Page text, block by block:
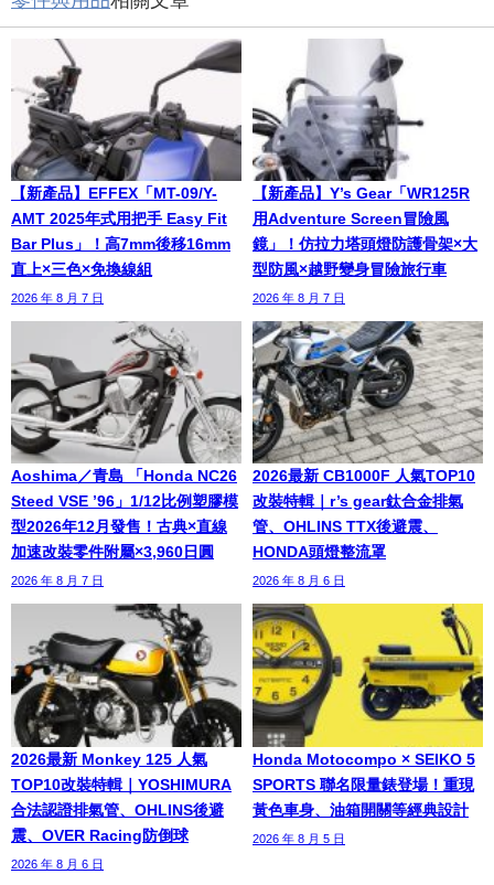
【新產品】EFFEX「MT-09/Y-
AMT 2025年式用把手 Easy Fit
Bar Plus」！高7mm後移16mm
直上×三色×免換線組
2026 年 8 月 7 日
【新產品】Y’s Gear「WR125R
用Adventure Screen冒險風
鏡」！仿拉力塔頭燈防護骨架×大
型防風×越野變身冒險旅行車
2026 年 8 月 7 日
Aoshima／青島 「Honda NC26
Steed VSE ’96」1/12比例塑膠模
型2026年12月發售！古典×直線
加速改裝零件附屬×3,960日圓
2026 年 8 月 7 日
2026最新 CB1000F 人氣TOP10
改裝特輯｜r’s gear鈦合金排氣
管、OHLINS TTX後避震、
HONDA頭燈整流罩
2026 年 8 月 6 日
2026最新 Monkey 125 人氣
TOP10改裝特輯｜YOSHIMURA
合法認證排氣管、OHLINS後避
震、OVER Racing防倒球
2026 年 8 月 6 日
Honda Motocompo × SEIKO 5
SPORTS 聯名限量錶登場！重現
黃色車身、油箱開關等經典設計
2026 年 8 月 5 日